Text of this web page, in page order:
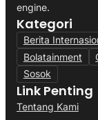
engine.
Kategori
Berita
Bolatainment
Sosok
Link Penting
Tentang Kami